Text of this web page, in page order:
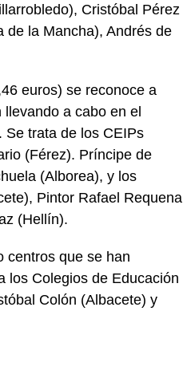
Cristóbal Pérez
de la Mancha), Andrés de
euros) se reconoce a
a cabo en el
Se trata de los CEIPs
(Férez). Príncipe de
(Alborea), y los
Pintor Rafael Requena
(Hellín).
centros que se han
los Colegios de Educación
Colón (Albacete) y